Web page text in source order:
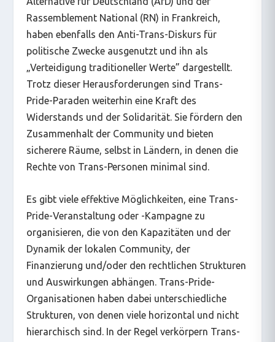
Rassemblement National (RN) in Frankreich,
haben ebenfalls den Anti-Trans-Diskurs für
politische Zwecke ausgenutzt und ihn als
„Verteidigung traditioneller Werte” dargestellt.
Trotz dieser Herausforderungen sind Trans-
Pride-Paraden weiterhin eine Kraft des
Widerstands und der Solidarität. Sie fördern den
Zusammenhalt der Community und bieten
sicherere Räume, selbst in Ländern, in denen die
Rechte von Trans-Personen minimal sind.
Es gibt viele effektive Möglichkeiten, eine Trans-
Pride-Veranstaltung oder -Kampagne zu
organisieren, die von den Kapazitäten und der
Dynamik der lokalen Community, der
Finanzierung und/oder den rechtlichen Strukturen
und Auswirkungen abhängen. Trans-Pride-
Organisationen haben dabei unterschiedliche
Strukturen, von denen viele horizontal und nicht
hierarchisch sind. In der Regel verkörpern Trans-